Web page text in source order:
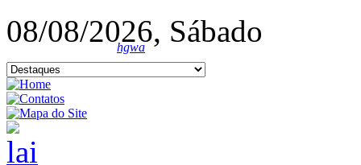
08/08/2026, Sábado
hgwa